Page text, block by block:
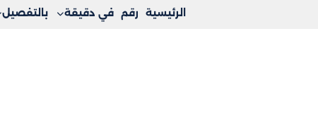
الرئيسية رقم في دقيقة بالتفصيل